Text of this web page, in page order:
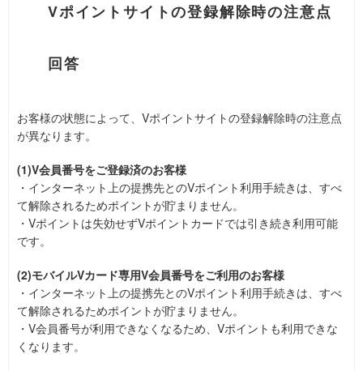
Vポイントサイトの登録解除時の注意点
お客様の状態によって、Vポイントサイトの登録解除時の注意点
が異なります。
(1)V会員番号をご登録済のお客様
・インターネット上の提携先とのVポイント利用手続きは、すべ
て解除されるためポイントが貯まりません。
・Vポイントは失効せずVポイントカードでは引き続き利用可能
です。
(2)モバイルVカード専用V会員番号をご利用のお客様
・インターネット上の提携先とのVポイント利用手続きは、すべ
て解除されるためポイントが貯まりません。
・V会員番号が利用できなくなるため、Vポイントも利用できな
くなります。